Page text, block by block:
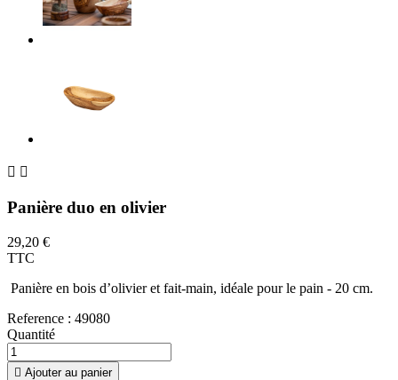
 
Panière duo en olivier
29,20 €
TTC
Panière en bois d’olivier et fait-main, idéale pour le pain - 20 cm.
Reference : 49080
Quantité
 Ajouter au panier